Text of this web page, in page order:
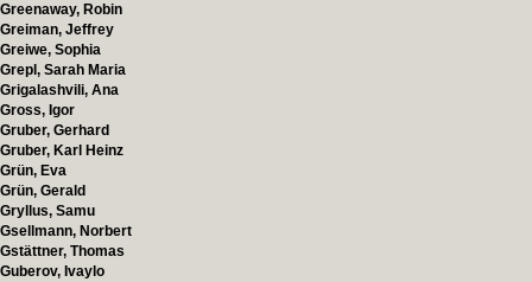
Greenaway, Robin
Greiman, Jeffrey
Greiwe, Sophia
Grepl, Sarah Maria
Grigalashvili, Ana
Gross, Igor
Gruber, Gerhard
Gruber, Karl Heinz
Grün, Eva
Grün, Gerald
Gryllus, Samu
Gsellmann, Norbert
Gstättner, Thomas
Guberov, Ivaylo